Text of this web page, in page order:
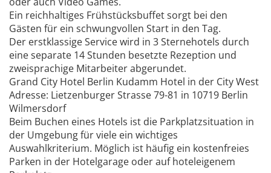
Ein reichhaltiges Frühstücksbuffet sorgt bei den
Gästen für ein schwungvollen Start in den Tag.
Der erstklassige Service wird in 3 Sternehotels durch
eine separate 14 Stunden besetzte Rezeption und
zweisprachige Mitarbeiter abgerundet.
Grand City Hotel Berlin Kudamm Hotel in der City West
Adresse: Lietzenburger Strasse 79-81 in 10719 Berlin
Wilmersdorf
Beim Buchen eines Hotels ist die Parkplatzsituation in
der Umgebung für viele ein wichtiges
Auswahlkriterium. Möglich ist häufig ein kostenfreies
Parken in der Hotelgarage oder auf hoteleigenem